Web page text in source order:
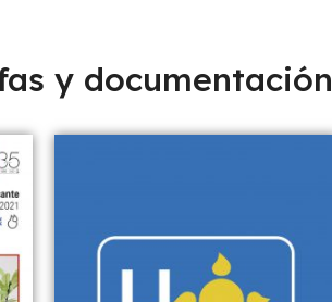
y documentación